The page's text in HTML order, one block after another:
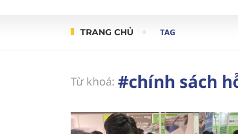
TRANG CHỦ TAG
Từ khoá: #chính sách